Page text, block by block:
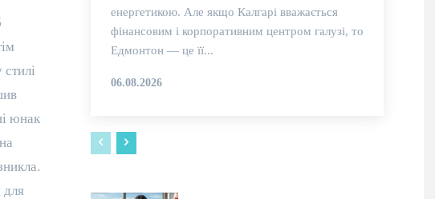
юнак
для
енергетикою. Але якщо Калгарі вважається
фінансовим і корпоративним центром галузі, то
Едмонтон — це її...
06.08.2026